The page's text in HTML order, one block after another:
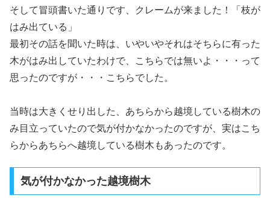
そして冒頭書いた通りです、クレームが来ました！「枝が
はみ出ている」
最初その話を聞いた時は、いやいやそれはそちらに有った
木がはみ出していたわけで、こちらでは無いよ・・・って
思ったのですが・・・こちらでした。
当時は大きくせり出した、あちらから越境している樹木の
み目立っていたので気が付かなかったのですが、実はこち
らからあちらへ越境している樹木もあったのです。
気が付かなかった越境樹木